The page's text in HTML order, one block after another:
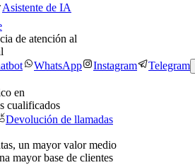
Asistente de IA
de atención al
WhatsApp Instagram Telegram
en
cualificados
Devolución de llamadas
un mayor valor medio
mayor base de clientes